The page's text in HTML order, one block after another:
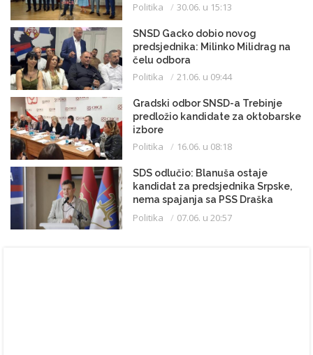
Politika 30.06. u 15:13
SNSD Gacko dobio novog
predsjednika: Milinko Milidrag na
čelu odbora
Politika 21.06. u 09:44
Gradski odbor SNSD-a Trebinje
predložio kandidate za oktobarske
izbore
Politika 16.06. u 08:18
SDS odlučio: Blanuša ostaje
kandidat za predsjednika Srpske,
nema spajanja sa PSS Draška
Stanivukovića
Politika 07.06. u 20:57